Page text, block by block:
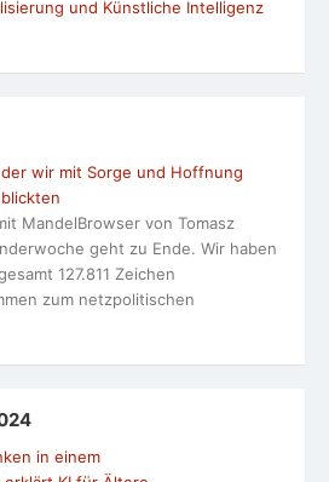
und Künstliche Intelligenz
der wir mit Sorge und Hoffnung
MandelBrowser von Tomasz
geht zu Ende. Wir haben
127.811 Zeichen
zum netzpolitischen